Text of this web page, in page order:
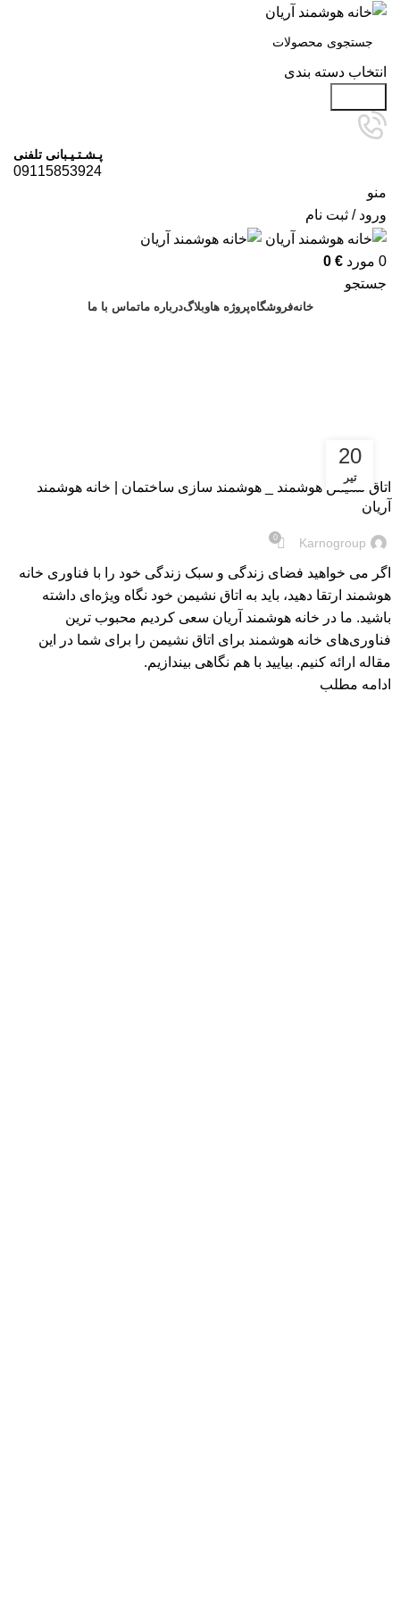
انتخاب دسته بندی
پـشـتـیـبانی تلفنی
09115853924
منو
ورود / ثبت نام
0 مورد 0 €
جستجو
خانهفروشگاهپروژه هاوبلاگدرباره ماتماس با ما
20
تیر
مجله
اتاق نشیمن هوشمند _ هوشمند سازی ساختمان | خانه هوشمند
آریان
Karnogroup
0
اگر می خواهید فضای زندگی و سبک زندگی خود را با فناوری خانه
هوشمند ارتقا دهید، باید به اتاق نشیمن خود نگاه ویژه‌ای داشته
باشید. ما در خانه هوشمند آریان سعی کردیم محبوب ترین
فناوری‌های خانه هوشمند برای اتاق نشیمن را برای شما در این
مقاله ارائه کنیم. بیایید با هم نگاهی بیندازیم.
ادامه مطلب